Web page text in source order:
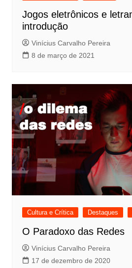
Jogos eletrônicos e
introdução
Vinícius Carvalho Pereira
8 de março de 2021
Cultura e Crítica Destaques
O Paradoxo das Redes
Vinícius Carvalho Pereira
17 de dezembro de 2020